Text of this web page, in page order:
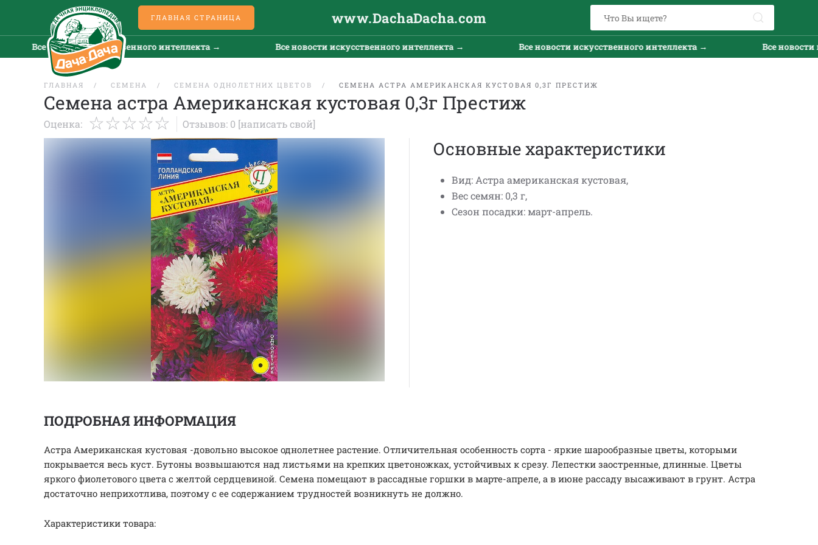
ГЛАВНАЯ СТРАНИЦА www.DachaDacha.com
Все новости искусственного интеллекта → Все новости искусственного интеллекта → Все новости искусственного интеллекта → Все новости
ГЛАВНАЯ СЕМЕНА СЕМЕНА ОДНОЛЕТНИХ ЦВЕТОВ СЕМЕНА АСТРА АМЕРИКАНСКАЯ КУСТОВАЯ 0,3Г ПРЕСТИЖ
Семена астра Американская кустовая 0,3г Престиж
Оценка: Отзывов: 0 [написать свой]
Основные характеристики
Вид: Астра американская кустовая,
Вес семян: 0,3 г,
Сезон посадки: март-апрель.
ПОДРОБНАЯ ИНФОРМАЦИЯ
Астра Американская кустовая -довольно высокое однолетнее растение. Отличительная особенность сорта - яркие шарообразные цветы, которыми
покрывается весь куст. Бутоны возвышаются над листьями на крепких цветоножках, устойчивых к срезу. Лепестки заостренные, длинные. Цветы
яркого фиолетового цвета с желтой сердцевиной. Семена помещают в рассадные горшки в марте-апреле, а в июне рассаду высаживают в грунт. Астра
достаточно неприхотлива, поэтому с ее содержанием трудностей возникнуть не должно.
Характеристики товара: